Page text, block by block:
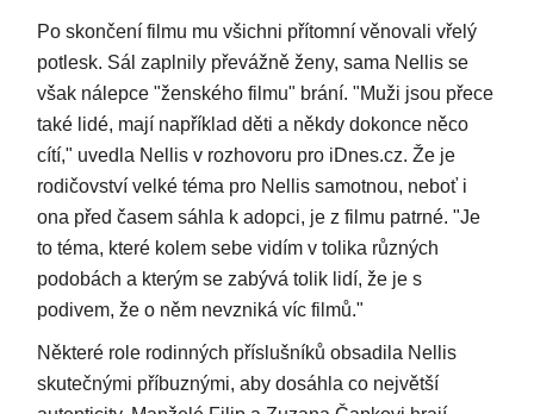
Po skončení filmu mu všichni přítomní věnovali vřelý
potlesk. Sál zaplnily převážně ženy, sama Nellis se
však nálepce "ženského filmu" brání. "Muži jsou přece
také lidé, mají například děti a někdy dokonce něco
cítí," uvedla Nellis v rozhovoru pro iDnes.cz. Že je
rodičovství velké téma pro Nellis samotnou, neboť i
ona před časem sáhla k adopci, je z filmu patrné. "Je
to téma, které kolem sebe vidím v tolika různých
podobách a kterým se zabývá tolik lidí, že je s
podivem, že o něm nevzniká víc filmů."
Některé role rodinných příslušníků obsadila Nellis
skutečnými příbuznými, aby dosáhla co největší